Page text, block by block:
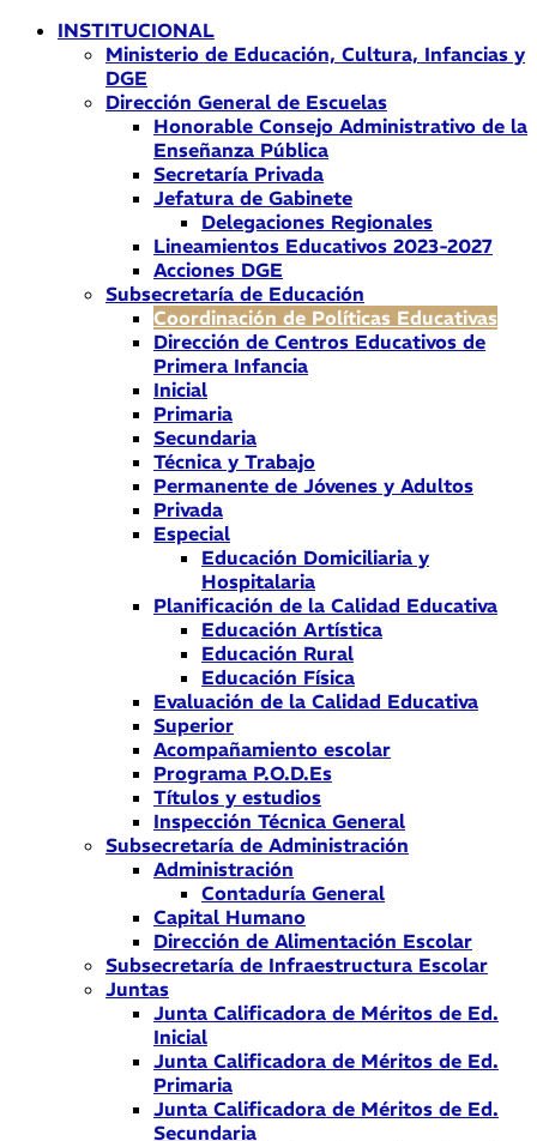
INSTITUCIONAL
Ministerio de Educación, Cultura, Infancias y
DGE
Dirección General de Escuelas
Honorable Consejo Administrativo de la
Enseñanza Pública
Secretaría Privada
Jefatura de Gabinete
Delegaciones Regionales
Lineamientos Educativos 2023-2027
Acciones DGE
Subsecretaría de Educación
Coordinación de Políticas Educativas
Dirección de Centros Educativos de
Primera Infancia
Inicial
Primaria
Secundaria
Técnica y Trabajo
Permanente de Jóvenes y Adultos
Privada
Especial
Educación Domiciliaria y
Hospitalaria
Planificación de la Calidad Educativa
Educación Artística
Educación Rural
Educación Física
Evaluación de la Calidad Educativa
Superior
Acompañamiento escolar
Programa P.O.D.Es
Títulos y estudios
Inspección Técnica General
Subsecretaría de Administración
Administración
Contaduría General
Capital Humano
Dirección de Alimentación Escolar
Subsecretaría de Infraestructura Escolar
Juntas
Junta Calificadora de Méritos de Ed.
Inicial
Junta Calificadora de Méritos de Ed.
Primaria
Junta Calificadora de Méritos de Ed.
Secundaria